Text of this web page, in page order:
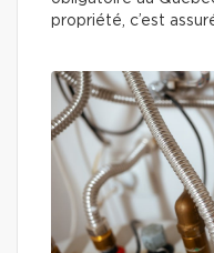
propriété, c’est